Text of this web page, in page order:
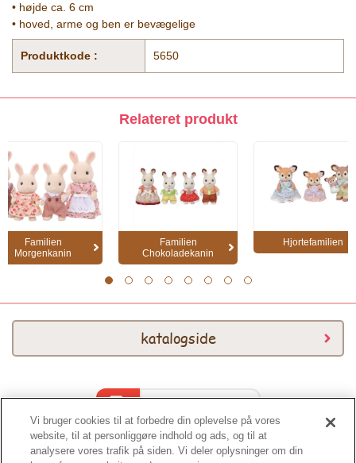
• højde ca. 6 cm
• hoved, arme og ben er bevægelige
Produktkode : 5650
Relateret produkt
Familien
Morgenkanin
Familien
Chokoladekanin
Hjortefamilien
katalogside
Vi bruger cookies til at forbedre din oplevelse på vores
website, til at personliggøre indhold og ads, og til at
analysere vores trafik på siden. Vi deler oplysninger om din